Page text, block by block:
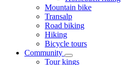
Mountain bike
Transalp
Road biking
Hiking
Bicycle tours
Community
Tour kings